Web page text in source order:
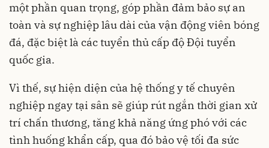
một phần quan trọng, góp phần đảm bảo sự an
toàn và sự nghiệp lâu dài của vận động viên bóng
đá, đặc biệt là các tuyển thủ cấp độ Đội tuyển
quốc gia.
Vì thế, sự hiện diện của hệ thống y tế chuyên
nghiệp ngay tại sân sẽ giúp rút ngắn thời gian xử
trí chấn thương, tăng khả năng ứng phó với các
tình huống khẩn cấp, qua đó bảo vệ tối đa sức